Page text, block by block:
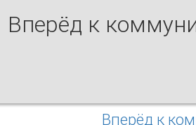
Вперёд к
Вперёд к